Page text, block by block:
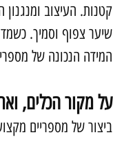
קטנות. העיצוב
שיער צפוף וסמיך.
המידה הנכונה של
על מקור הכלים,
ביצור של מספריים